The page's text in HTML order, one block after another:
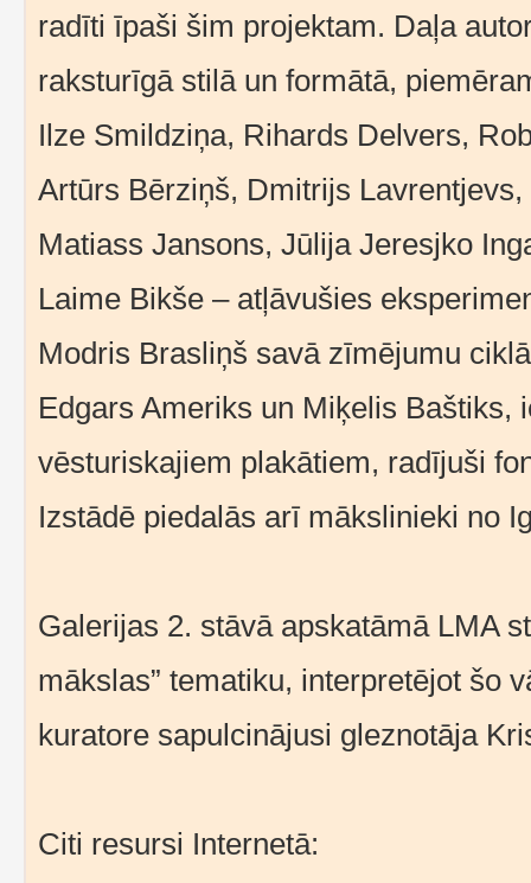
radīti īpaši šim projektam. Daļa
raksturīgā stilā un formātā,
Ilze Smildziņa, Rihards Delvers,
Artūrs Bērziņš, Dmitrijs
Matiass Jansons, Jūlija Jeresjko
Laime Bikše – atļāvušies
Modris Brasliņš savā zīmējumu
Edgars Ameriks un Miķelis Baštiks,
vēsturiskajiem plakātiem, radījuši
Izstādē piedalās arī mākslinieki no
Galerijas 2. stāvā apskatāmā LMA
mākslas” tematiku, interpretējot šo
kuratore sapulcinājusi gleznotāja
Citi resursi Internetā: